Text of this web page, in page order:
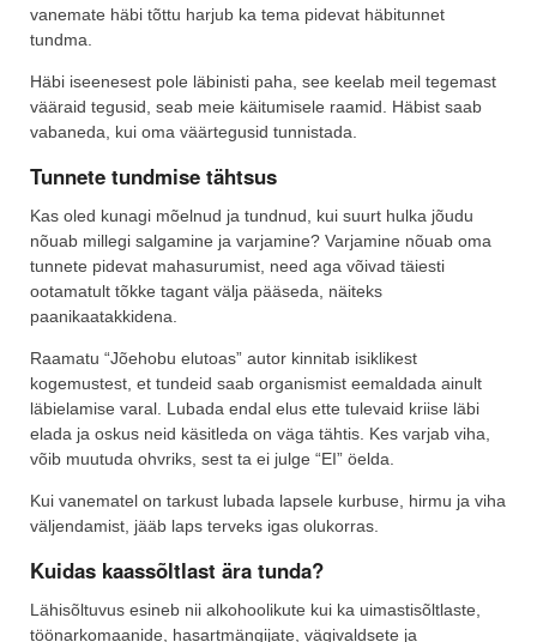
vanemate häbi tõttu harjub ka tema pidevat häbitunnet
tundma.
Häbi iseenesest pole läbinisti paha, see keelab meil tegemast
vääraid tegusid, seab meie käitumisele raamid. Häbist saab
vabaneda, kui oma väärtegusid tunnistada.
Tunnete tundmise tähtsus
Kas oled kunagi mõelnud ja tundnud, kui suurt hulka jõudu
nõuab millegi salgamine ja varjamine? Varjamine nõuab oma
tunnete pidevat mahasurumist, need aga võivad täiesti
ootamatult tõkke tagant välja pääseda, näiteks
paanikaatakkidena.
Raamatu “Jõehobu elutoas” autor kinnitab isiklikest
kogemustest, et tundeid saab organismist eemaldada ainult
läbielamise varal. Lubada endal elus ette tulevaid kriise läbi
elada ja oskus neid käsitleda on väga tähtis. Kes varjab viha,
võib muutuda ohvriks, sest ta ei julge “EI” öelda.
Kui vanematel on tarkust lubada lapsele kurbuse, hirmu ja viha
väljendamist, jääb laps terveks igas olukorras.
Kuidas kaassõltlast ära tunda?
Lähisõltuvus esineb nii alkohoolikute kui ka uimastisõltlaste,
töönarkomaanide, hasartmängijate, vägivaldsete ja